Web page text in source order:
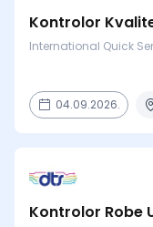
Kontrolor
International Quick
04.09.2026.
Kontrolor Robe